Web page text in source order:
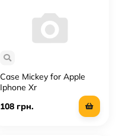
Case Mickey for Apple
Iphone Xr
108 грн.